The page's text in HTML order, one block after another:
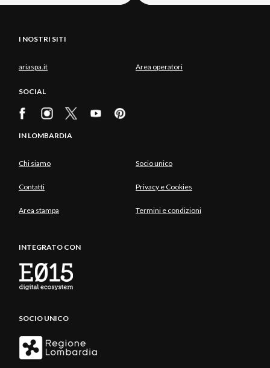
I NOSTRI SITI
ariaspa.it Area operatori
SOCIAL
IN LOMBARDIA
Chi siamo Socio unico
Contatti Privacy e Cookies
Area stampa Termini e condizioni
INTEGRATO CON
SOCIO UNICO